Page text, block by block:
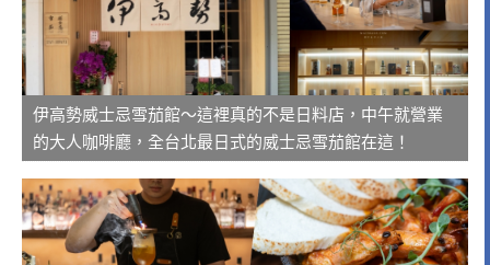
伊高勢威士忌雪茄館～這裡真的不是日料店，中午就營業
的大人咖啡廳，全台北最日式的威士忌雪茄館在這！